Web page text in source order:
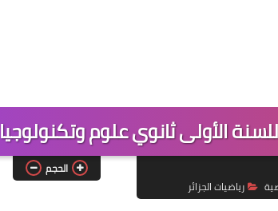
الأولى ثانوي علوم وتكنولوجيا
رياضيات الجزائر
الحجم